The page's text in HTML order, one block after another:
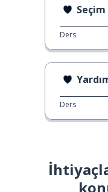
Ders
Ders